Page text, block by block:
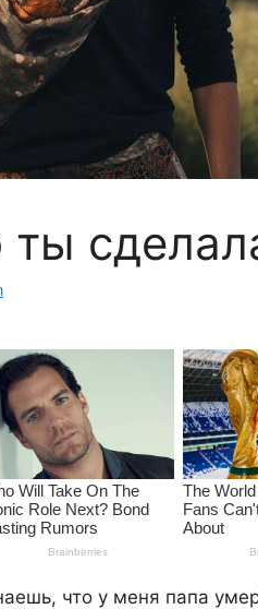
что у меня папа